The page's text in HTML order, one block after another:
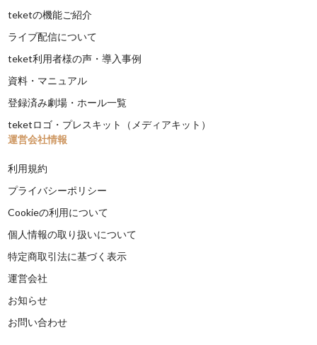
teketの機能ご紹介
ライブ配信について
teket利用者様の声・導入事例
資料・マニュアル
登録済み劇場・ホール一覧
teketロゴ・プレスキット（メディアキット）
運営会社情報
利用規約
プライバシーポリシー
Cookieの利用について
個人情報の取り扱いについて
特定商取引法に基づく表示
運営会社
お知らせ
お問い合わせ